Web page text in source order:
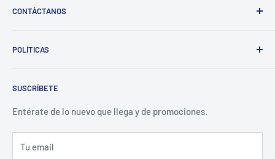
CONTÁCTANOS
POLÍTICAS
Política de Privacidad
Políticas de Reembolso
Términos del servicio
SUSCRÍBETE
Entérate de lo nuevo que llega y de promociones.
Tu email